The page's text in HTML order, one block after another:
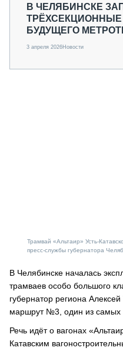
О ПРОЕКТЕ
В ЧЕЛЯБИНСКЕ
ТРЁХСЕКЦИОННЫЕ
БУДУЩЕГО
3 апреля 2026Новости
Трамвай «Альтаир» Усть-
пресс-службы губернатора
В Челябинске началась
трамваев особо большого
губернатор региона
маршрут №3, один из самых
Речь идёт о вагонах
Катавским